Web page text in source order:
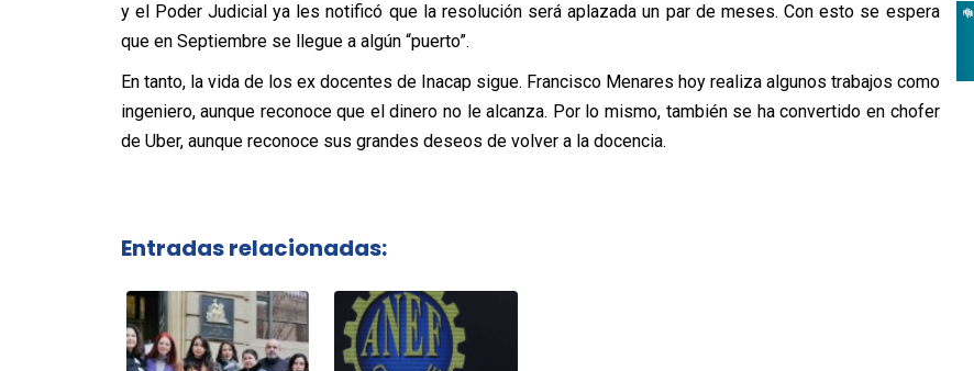
y el Poder Judicial ya les notificó que la resolución será aplazada un par de meses. Con esto se espera
que en Septiembre se llegue a algún “puerto”.
En tanto, la vida de los ex docentes de Inacap sigue. Francisco Menares hoy realiza algunos trabajos como
ingeniero, aunque reconoce que el dinero no le alcanza. Por lo mismo, también se ha convertido en chofer
de Uber, aunque reconoce sus grandes deseos de volver a la docencia.
Entradas relacionadas: